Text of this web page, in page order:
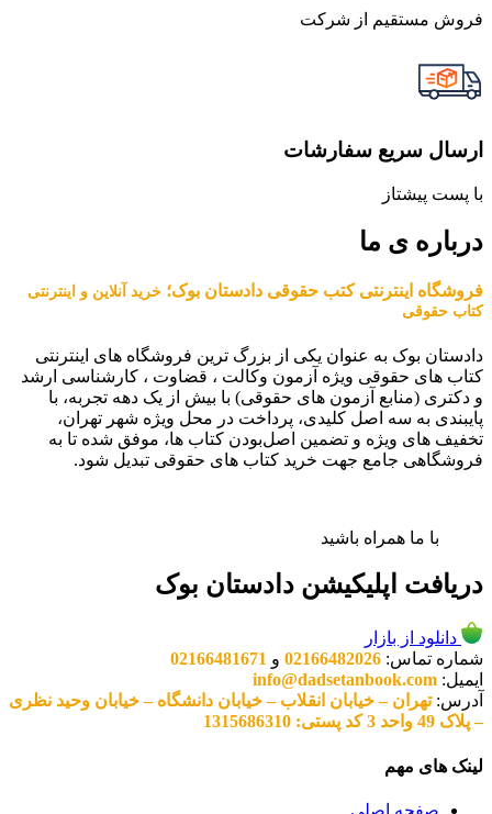
فروش مستقیم از شرکت
ارسال سریع سفارشات
با پست پیشتاز
درباره ی ما
فروشگاه اینترنتی کتب حقوقی دادستان بوک؛ خرید آنلاین و اینترنتی
کتاب حقوقی
دادستان بوک به عنوان یکی از بزرگ ترین فروشگاه های اینترنتی
کتاب های حقوقی ویژه آزمون وکالت ، قضاوت ، کارشناسی ارشد
و دکتری (منابع آزمون های حقوقی) با بیش از یک دهه تجربه، با
پایبندی به سه اصل کلیدی، پرداخت در محل ویژه شهر تهران،
تخفیف های ویژه و تضمین اصل‌بودن کتاب ها، موفق شده تا به
فروشگاهی جامع جهت خرید کتاب های حقوقی تبدیل شود.
با ما همراه باشید
دریافت اپلیکیشن دادستان بوک
دانلود از بازار
شماره تماس: 02166482026 و 02166481671
ایمیل: info@dadsetanbook.com
آدرس:تهران – خیابان انقلاب – خیابان دانشگاه – خیابان وحید نظری
– پلاک 49 واحد 3 کد پستی: 1315686310
لینک های مهم
صفحه اصلی